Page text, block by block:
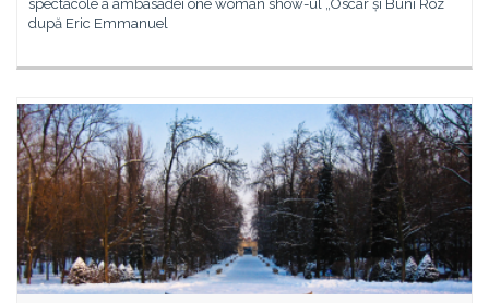
spectacole a ambasadei one woman show-ul „Oscar și Buni Roz
după Eric Emmanuel